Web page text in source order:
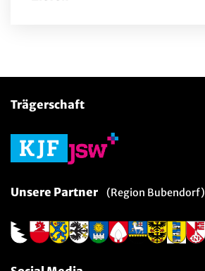
Trägerschaft
Unsere Partner (Region Bubendorf)